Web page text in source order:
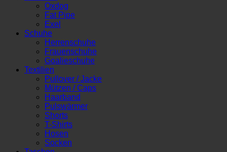
Oxdog
Fat Pipe
Exel
Schuhe
Herrenschuhe
Frauenschuhe
Goalieschuhe
Textilien
Pullover / Jacke
Mützen / Caps
Haarband
Pulswärmer
Shorts
T-Shirts
Hosen
Socken